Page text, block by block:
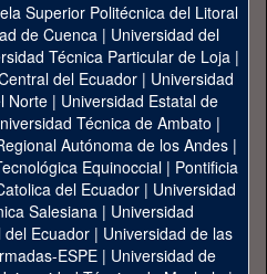
Superior Politécnica del Litoral
de Cuenca| Universidad del
Técnica Particular de Loja|
del Ecuador| Universidad
Norte | Universidad Estatal de
Técnica de Ambato |
Autónoma de los Andes|
Equinoccial| Pontificia
del Ecuador | Universidad
Salesiana | Universidad
del Ecuador | Universidad de las
ESPE | Universidad de